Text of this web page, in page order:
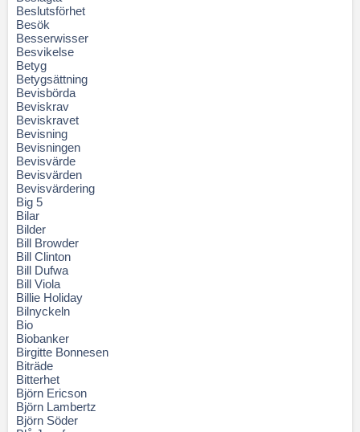
Beslutsförhet
Besök
Besserwisser
Besvikelse
Betyg
Betygsättning
Bevisbörda
Beviskrav
Beviskravet
Bevisning
Bevisningen
Bevisvärde
Bevisvärden
Bevisvärdering
Big 5
Bilar
Bilder
Bill Browder
Bill Clinton
Bill Dufwa
Bill Viola
Billie Holiday
Bilnyckeln
Bio
Biobanker
Birgitte Bonnesen
Biträde
Bitterhet
Björn Ericson
Björn Lambertz
Björn Söder